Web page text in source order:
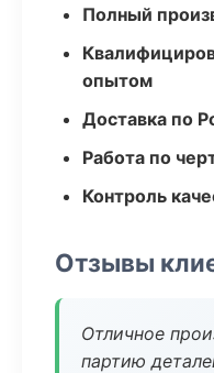
Полный
опытом
Доставка по
Работа по
Контроль
Отзывы
Отличное
партию